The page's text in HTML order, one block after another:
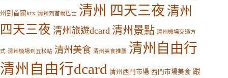
州到首爾ktx 清州到首爾巴士 清州 四天三夜 清州
四天三夜 清州旅遊dcard 清州景點 清州機場交通方
式 清州機場到五松站 清州美食 清州美食推薦 清州自由行
清州自由行dcard 清州西門市場 西門市場美食 跟